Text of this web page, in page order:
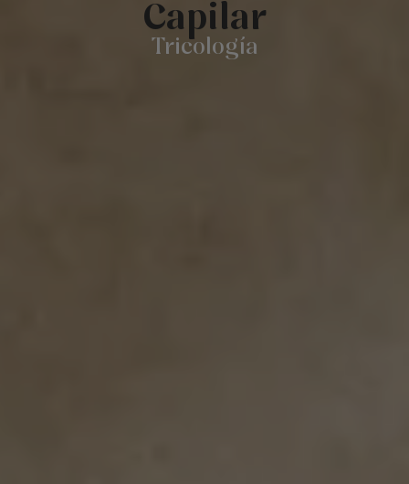
Capilar
Tricología